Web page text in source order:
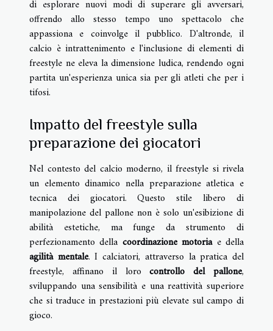
di esplorare nuovi modi di superare gli avversari,
offrendo allo stesso tempo uno spettacolo che
appassiona e coinvolge il pubblico. D'altronde, il
calcio è intrattenimento e l'inclusione di elementi di
freestyle ne eleva la dimensione ludica, rendendo ogni
partita un'esperienza unica sia per gli atleti che per i
tifosi.
Impatto del freestyle sulla
preparazione dei giocatori
Nel contesto del calcio moderno, il freestyle si rivela
un elemento dinamico nella preparazione atletica e
tecnica dei giocatori. Questo stile libero di
manipolazione del pallone non è solo un'esibizione di
abilità estetiche, ma funge da strumento di
perfezionamento della coordinazione motoriae della
agilità mentale. I calciatori, attraverso la pratica del
freestyle, affinano il lorocontrollo del pallone,
sviluppando una sensibilità e una reattività superiore
che si traduce in prestazioni più elevate sul campo di
gioco.